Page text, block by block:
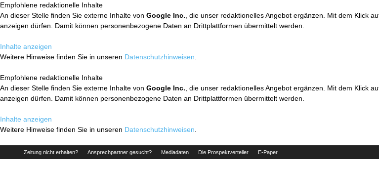
Empfohlene redaktionelle Inhalte
An dieser Stelle finden Sie externe Inhalte von Google Inc. , die unser redaktionelles Angebot ergänzen. Mit dem Klick
anzeigen dürfen. Damit können personenbezogene Daten an Drittplattformen übermittelt werden.
Inhalte anzeigen
Weitere Hinweise finden Sie in unseren Datenschutzhinweisen
Empfohlene redaktionelle Inhalte
An dieser Stelle finden Sie externe Inhalte von Google Inc. , die unser redaktionelles Angebot ergänzen. Mit dem Klick
anzeigen dürfen. Damit können personenbezogene Daten an Drittplattformen übermittelt werden.
Inhalte anzeigen
Weitere Hinweise finden Sie in unseren Datenschutzhinweisen
Zeitung nicht erhalten? Ansprechpartner gesucht? Mediadaten Die Prospektverteiler E-Paper